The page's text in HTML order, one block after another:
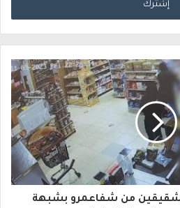
من شفاعمرو بشبهة